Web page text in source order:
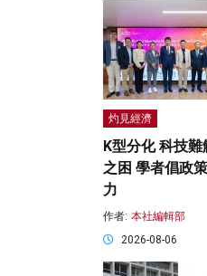
灼見經濟
K型分化 科技難
之困 學者倡政
力
作者: 本社編輯部
2026-08-06